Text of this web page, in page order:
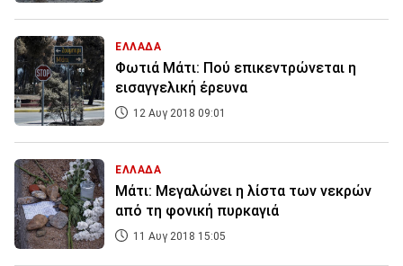
ΕΛΛΑΔΑ
Φωτιά Μάτι: Πού επικεντρώνεται η
εισαγγελική έρευνα
12 Αυγ 2018 09:01
ΕΛΛΑΔΑ
Μάτι: Μεγαλώνει η λίστα των νεκρών
από τη φονική πυρκαγιά
11 Αυγ 2018 15:05